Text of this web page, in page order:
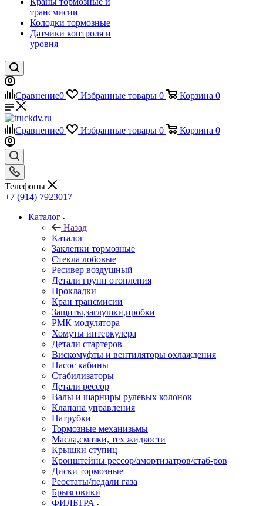
трансмисии
Колодки тормозные
Датчики контроля и
уровня
Сравнение0 Избранные товары 0 Корзина 0
Сравнение0 Избранные товары 0 Корзина 0
Телефоны
+7 (914) 7923017
Каталог
Назад
Каталог
Заклепки тормозные
Стекла лобовые
Ресивер воздушный
Детали групп отопления
Прокладки
Кран трансмисии
Защиты,заглушки,пробки
РМК модулятора
Хомуты интеркулера
Детали стартеров
Вискомуфты и вентиляторы охлаждения
Насос кабины
Стабилизаторы
Детали рессор
Валы и шарниры рулевых колонок
Клапана управления
Патрубки
Тормозные механизьмы
Масла,смазки, тех жидкости
Крышки ступиц
Кронштейны рессор/амортизатров/стаб-ров
Диски тормозные
Реостаты/педали газа
Брызговики
ФИЛЬТРА